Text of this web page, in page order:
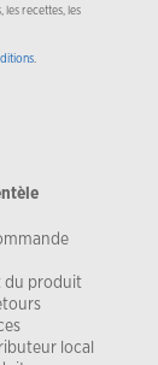
les recettes, les
.
du produit
local